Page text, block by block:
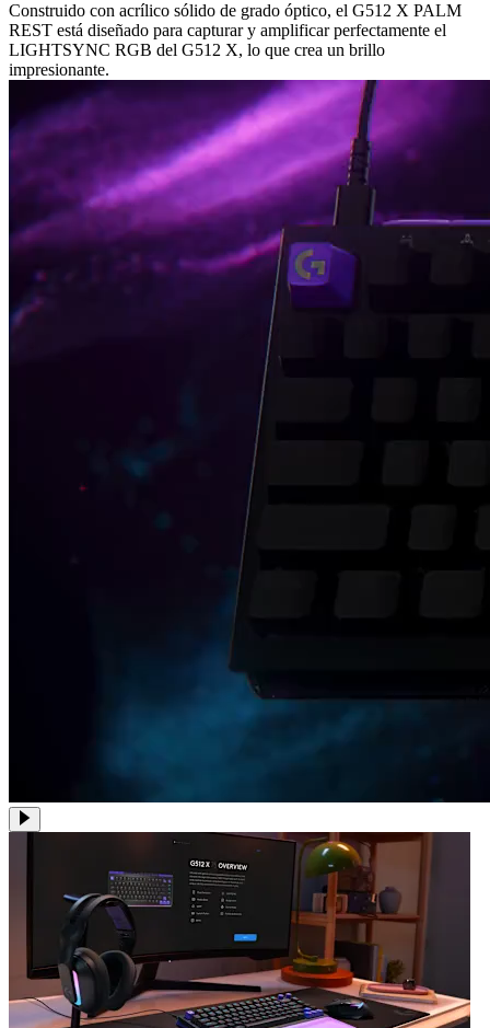
Construido con acrílico sólido de grado óptico, el G512 X PALM
REST está diseñado para capturar y amplificar perfectamente el
LIGHTSYNC RGB del G512 X, lo que crea un brillo
impresionante.